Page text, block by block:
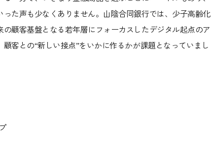
た声も少なくありません。山陰合同銀行では、少子高齢化
顧客基盤となる若年層にフォーカスしたデジタル起点のア
客との“新しい接点”をいかに作るかが課題となっていまし